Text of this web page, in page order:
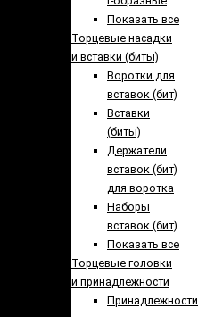
Показать все
Торцевые насадки
и вставки (биты)
Воротки для
вставок (бит)
Вставки
(биты)
Держатели
вставок (бит)
для воротка
Наборы
вставок (бит)
Показать все
Торцевые головки
и принадлежности
Принадлежности